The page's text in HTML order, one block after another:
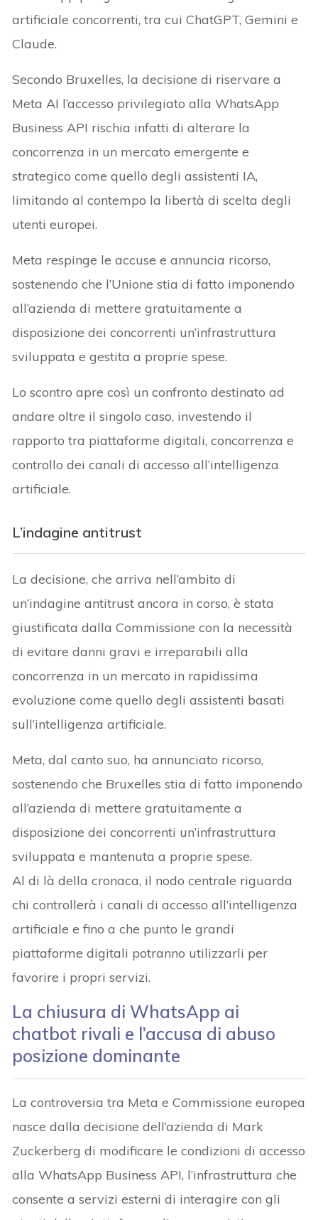
artificiale concorrenti, tra cui ChatGPT, Gemini e
Claude.
Secondo Bruxelles, la decisione di riservare a
Meta AI l’accesso privilegiato alla WhatsApp
Business API rischia infatti di alterare la
concorrenza in un mercato emergente e
strategico come quello degli assistenti IA,
limitando al contempo la libertà di scelta degli
utenti europei.
Meta respinge le accuse e annuncia ricorso,
sostenendo che l’Unione stia di fatto imponendo
all’azienda di mettere gratuitamente a
disposizione dei concorrenti un’infrastruttura
sviluppata e gestita a proprie spese.
Lo scontro apre così un confronto destinato ad
andare oltre il singolo caso, investendo il
rapporto tra piattaforme digitali, concorrenza e
controllo dei canali di accesso all’intelligenza
artificiale.
L’indagine antitrust
La decisione, che arriva nell’ambito di
un’indagine antitrust ancora in corso, è stata
giustificata dalla Commissione con la necessità
di evitare danni gravi e irreparabili alla
concorrenza in un mercato in rapidissima
evoluzione come quello degli assistenti basati
sull’intelligenza artificiale.
Meta, dal canto suo, ha annunciato ricorso,
sostenendo che Bruxelles stia di fatto imponendo
all’azienda di mettere gratuitamente a
disposizione dei concorrenti un’infrastruttura
sviluppata e mantenuta a proprie spese.
Al di là della cronaca, il nodo centrale riguarda
chi controllerà i canali di accesso all’intelligenza
artificiale e fino a che punto le grandi
piattaforme digitali potranno utilizzarli per
favorire i propri servizi.
La chiusura di WhatsApp ai
chatbot rivali e l’accusa di abuso
posizione dominante
La controversia tra Meta e Commissione europea
nasce dalla decisione dell’azienda di Mark
Zuckerberg di modificare le condizioni di accesso
alla WhatsApp Business API, l’infrastruttura che
consente a servizi esterni di interagire con gli